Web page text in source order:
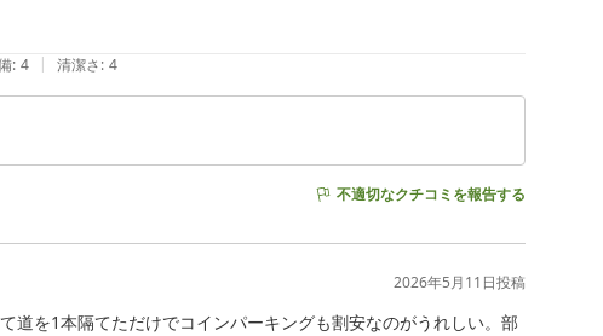
: 4 | 清潔さ: 4
不適切なクチコミを報告する
2026年5月11日投稿
道を1本隔てただけでコインパーキングも割安なのがうれしい。部